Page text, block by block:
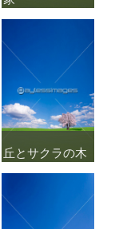
丘とサクラの木
丘とサクラの木